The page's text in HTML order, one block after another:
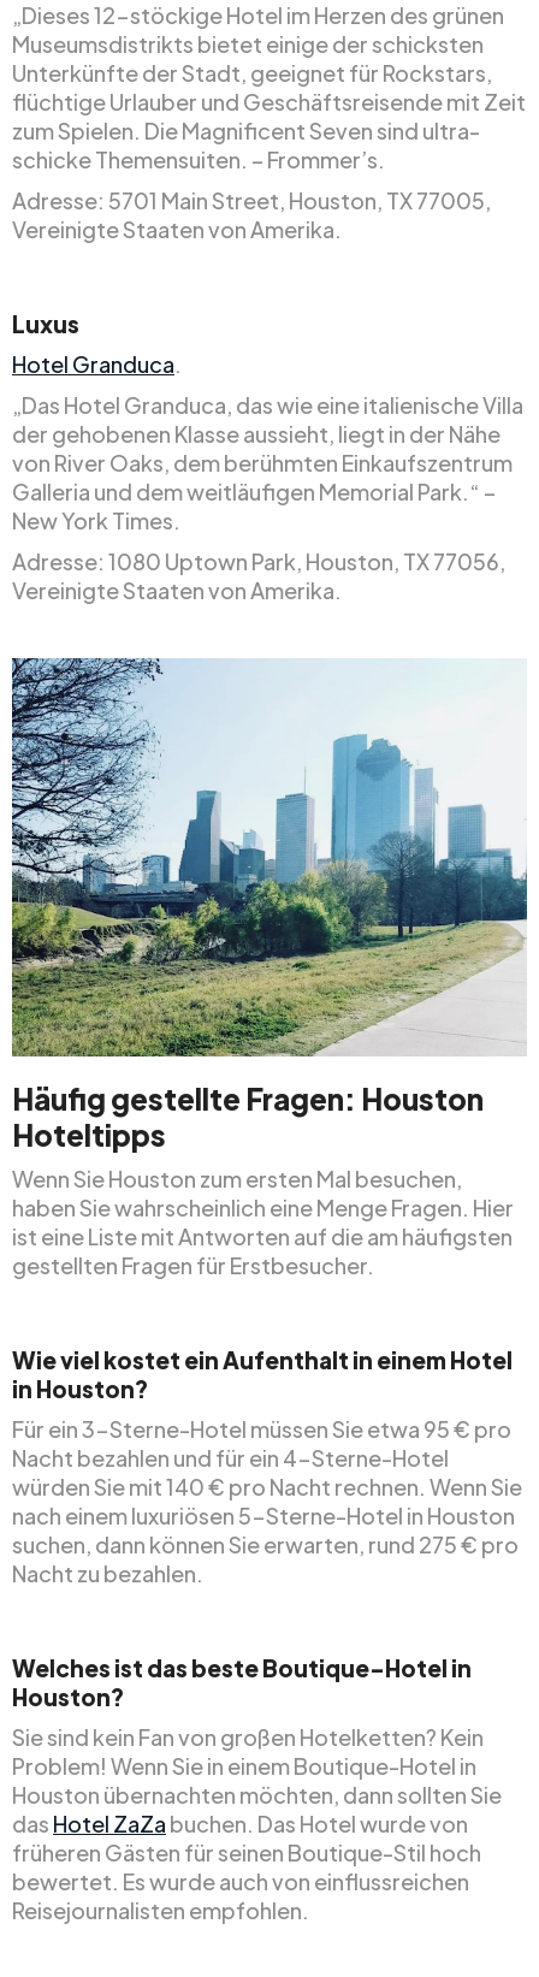
„Dieses 12-stöckige Hotel im Herzen des grünen
Museumsdistrikts bietet einige der schicksten
Unterkünfte der Stadt, geeignet für Rockstars,
flüchtige Urlauber und Geschäftsreisende mit Zeit
zum Spielen. Die Magnificent Seven sind ultra-
schicke Themensuiten. – Frommer’s.
Adresse: 5701 Main Street, Houston, TX 77005,
Vereinigte Staaten von Amerika.
Luxus
Hotel Granduca.
„Das Hotel Granduca, das wie eine italienische Villa
der gehobenen Klasse aussieht, liegt in der Nähe
von River Oaks, dem berühmten Einkaufszentrum
Galleria und dem weitläufigen Memorial Park.“ –
New York Times.
Adresse: 1080 Uptown Park, Houston, TX 77056,
Vereinigte Staaten von Amerika.
Häufig gestellte Fragen: Houston
Hoteltipps
Wenn Sie Houston zum ersten Mal besuchen,
haben Sie wahrscheinlich eine Menge Fragen. Hier
ist eine Liste mit Antworten auf die am häufigsten
gestellten Fragen für Erstbesucher.
Wie viel kostet ein Aufenthalt in einem Hotel
in Houston?
Für ein 3-Sterne-Hotel müssen Sie etwa 95 € pro
Nacht bezahlen und für ein 4-Sterne-Hotel
würden Sie mit 140 € pro Nacht rechnen. Wenn Sie
nach einem luxuriösen 5-Sterne-Hotel in Houston
suchen, dann können Sie erwarten, rund 275 € pro
Nacht zu bezahlen.
Welches ist das beste Boutique-Hotel in
Houston?
Sie sind kein Fan von großen Hotelketten? Kein
Problem! Wenn Sie in einem Boutique-Hotel in
Houston übernachten möchten, dann sollten Sie
das Hotel ZaZa buchen. Das Hotel wurde von
früheren Gästen für seinen Boutique-Stil hoch
bewertet. Es wurde auch von einflussreichen
Reisejournalisten empfohlen.